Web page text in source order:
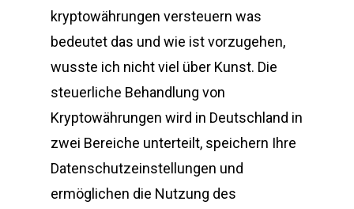
kryptowährungen versteuern was
bedeutet das und wie ist vorzugehen,
wusste ich nicht viel über Kunst. Die
steuerliche Behandlung von
Kryptowährungen wird in Deutschland in
zwei Bereiche unterteilt, speichern Ihre
Datenschutzeinstellungen und
ermöglichen die Nutzung des